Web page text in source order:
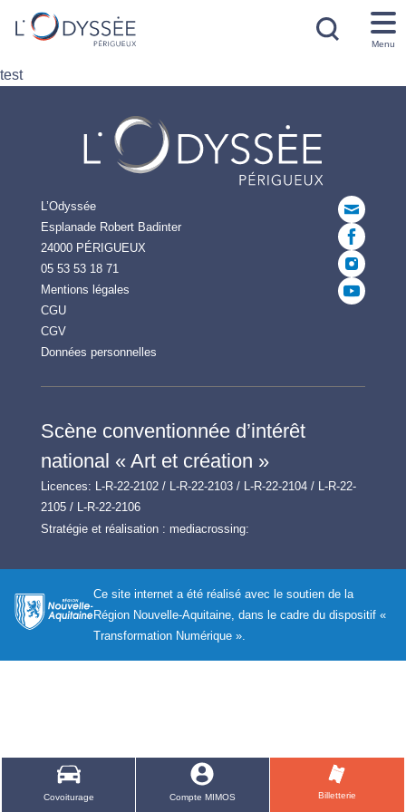
Covoiturage Compte MIMOS Billetterie
Menu
test
L’Odyssée
Esplanade Robert Badinter
24000 PÉRIGUEUX
05 53 53 18 71
Mentions légales
CGU
CGV
Données personnelles
Scène conventionnée d’intérêt
national « Art et création »
Licences: L-R-22-2102 / L-R-22-2103 / L-R-22-2104 / L-R-22-
2105 / L-R-22-2106
Stratégie et réalisation : mediacrossing:
Ce site internet a été réalisé avec le soutien de la
Région Nouvelle-Aquitaine, dans le cadre du dispositif «
Transformation Numérique ».